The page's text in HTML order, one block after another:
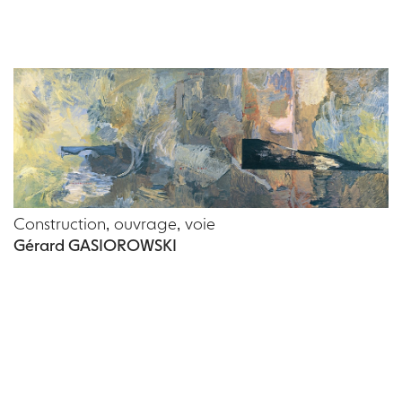
Construction, ouvrage, voie
Gérard GASIOROWSKI